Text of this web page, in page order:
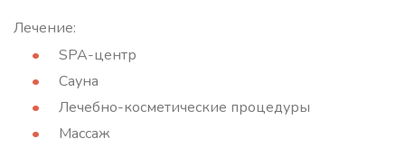
Лечение:
SPA-центр
Сауна
Лечебно-косметические процедуры
Массаж